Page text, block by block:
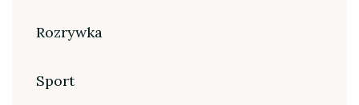
Rozrywka
Sport